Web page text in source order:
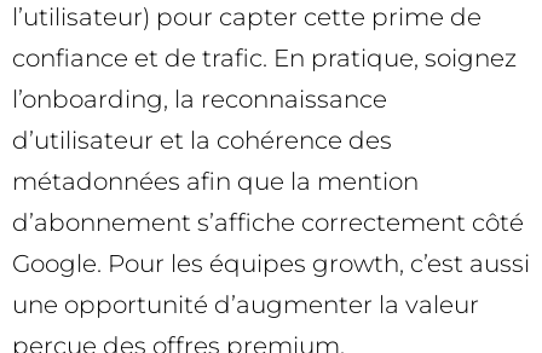
l’utilisateur) pour capter cette prime de
confiance et de trafic. En pratique, soignez
l’onboarding, la reconnaissance
d’utilisateur et la cohérence des
métadonnées afin que la mention
d’abonnement s’affiche correctement côté
Google. Pour les équipes growth, c’est aussi
une opportunité d’augmenter la valeur
perçue des offres premium.